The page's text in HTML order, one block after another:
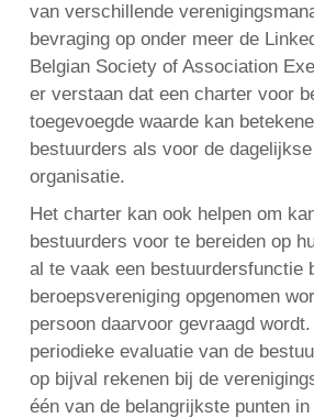
van verschillende
bevraging op onder meer de
Belgian Society of Association
er verstaan dat een charter voor
toegevoegde waarde kan
bestuurders als voor de
organisatie.
Het charter kan ook helpen om
bestuurders voor te bereiden op
al te vaak een bestuurdersfunctie
beroepsvereniging opgenomen
persoon daarvoor gevraagd
periodieke evaluatie van de
op bijval rekenen bij de
één van de belangrijkste punten